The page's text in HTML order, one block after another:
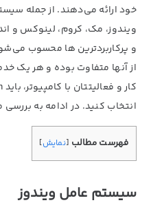
خود ارائه می‌دهند. از جمله
ویندوز، مک، کروم، لینوکس و
و پرکاربردترین ها محسوب
از آنها متفاوت بوده و هر یک
انتخاب کنید. در ادامه به
فهرست مطالب [نمایش]
سیستم عامل ویندوز